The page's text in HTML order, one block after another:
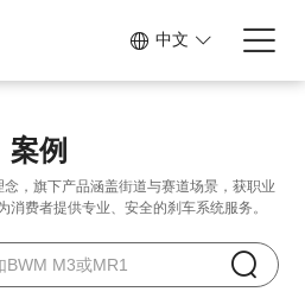
中文
案例
，旗下产品涵盖街道与赛道场景， 获职业
消费者提供专业、安全的刹车系统服务。